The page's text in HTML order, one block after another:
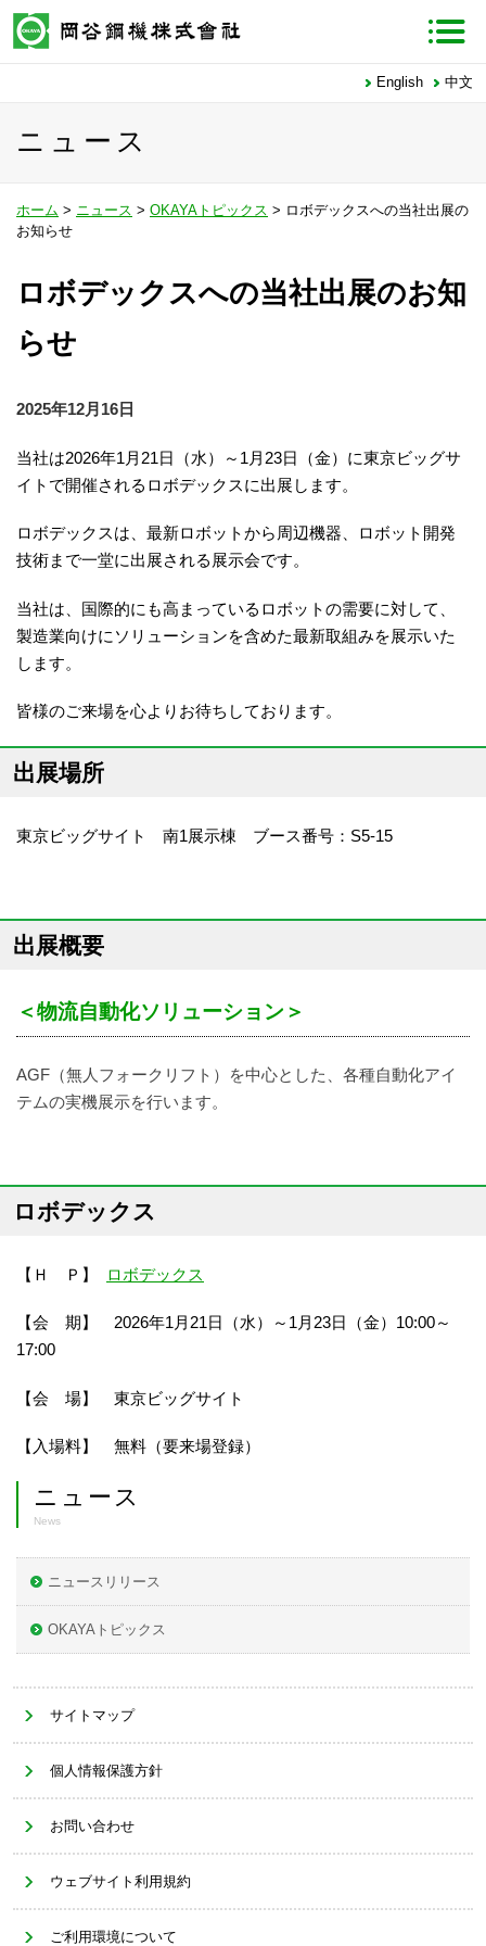
English 中文
ニュース
ホーム > ニュース > OKAYAトピックス > ロボデックスへの当社出展の
お知らせ
ロボデックスへの当社出展のお知
らせ
2025年12月16日
当社は2026年1月21日（水）～1月23日（金）に東京ビッグサ
イトで開催されるロボデックスに出展します。
ロボデックスは、最新ロボットから周辺機器、ロボット開発
技術まで一堂に出展される展示会です。
当社は、国際的にも高まっているロボットの需要に対して、
製造業向けにソリューションを含めた最新取組みを展示いた
します。
皆様のご来場を心よりお待ちしております。
出展場所
東京ビッグサイト 南1展示棟 ブース番号：S5-15
出展概要
＜物流自動化ソリューション＞
AGF（無人フォークリフト）を中心とした、各種自動化アイ
テムの実機展示を行います。
ロボデックス
【Ｈ Ｐ】 ロボデックス
【会 期】 2026年1月21日（水）～1月23日（金）10:00～
17:00
【会 場】 東京ビッグサイト
【入場料】 無料（要来場登録）
ニュース
News
ニュースリリース
OKAYAトピックス
サイトマップ
個人情報保護方針
お問い合わせ
ウェブサイト利用規約
ご利用環境について